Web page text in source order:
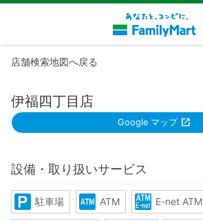
店舗検索地図へ戻る
伊福四丁目店
Google マップ
設備・取り扱いサービス
駐車場 ATM E-net ATM